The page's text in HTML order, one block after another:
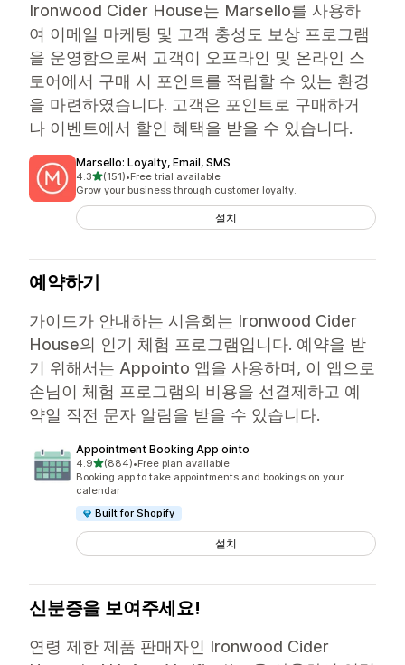
Ironwood Cider House는 Marsello를 사용하
여 이메일 마케팅 및 고객 충성도 보상 프로그램
을 운영함으로써 고객이 오프라인 및 온라인 스
토어에서 구매 시 포인트를 적립할 수 있는 환경
을 마련하였습니다. 고객은 포인트로 구매하거
나 이벤트에서 할인 혜택을 받을 수 있습니다.
Marsello: Loyalty, Email, SMS
4.3별 5개 중
(151)
총 리뷰 151개
•Free trial available
Grow your business through customer loyalty.
설치
예약하기
가이드가 안내하는 시음회는 Ironwood Cider
House의 인기 체험 프로그램입니다. 예약을 받
기 위해서는 Appointo 앱을 사용하며, 이 앱으로
손님이 체험 프로그램의 비용을 선결제하고 예
약일 직전 문자 알림을 받을 수 있습니다.
Appointment Booking App ointo
4.9별 5개 중
(884)
총 리뷰 884개
•Free plan available
Booking app to take appointments and bookings on your
calendar
Built for Shopify
설치
신분증을 보여주세요!
연령 제한 제품 판매자인 Ironwood Cider